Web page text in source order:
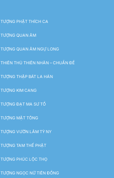
TƯỢNG PHẬT THÍCH CA
TƯỢNG QUAN ÂM
TƯỢNG QUAN ÂM NGỰ LONG
THIÊN THỦ THIÊN NHÃN – CHUẨN ĐỀ
TƯỢNG THẬP BÁT LA HÁN
TƯỢNG KIM CANG
TƯỢNG ĐẠT MA SƯ TỔ
TƯỢNG MẬT TÔNG
TƯỢNG VƯỜN LÂM TỲ NY
TƯỢNG TAM THẾ PHẬT
TƯỢNG PHÚC LỘC THỌ
TƯỢNG NGỌC NỮ TIÊN ĐỒNG